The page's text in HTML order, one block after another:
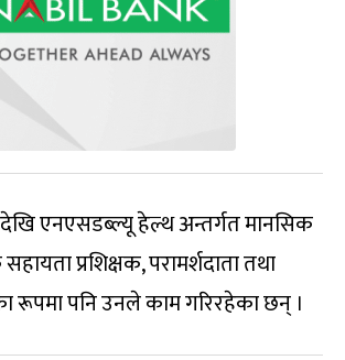
एनएसडब्ल्यू हेल्थ अन्तर्गत मानसिक
प्रशिक्षक, परामर्शदाता तथा
रूपमा पनि उनले काम गरिरहेका छन् ।